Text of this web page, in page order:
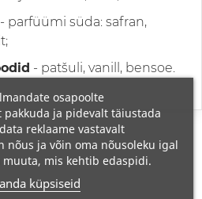
- parfüümi süda: safran,
- patšuli, vanill, bensoe.
osapoolte
ja pidevalt täiustada
reklaame vastavalt
nõus ja võin oma nõusoleku igal
mis kehtib edaspidi.
küpsiseid